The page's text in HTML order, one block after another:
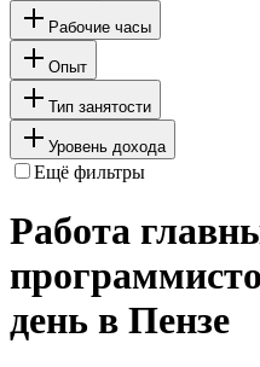
Рабочие часы
Опыт
Тип занятости
Уровень дохода
Ещё фильтры
Работа
день в Пензе